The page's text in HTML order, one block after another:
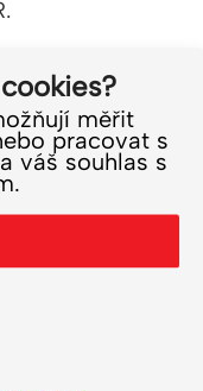
měřit
pracovat s
váš souhlas s